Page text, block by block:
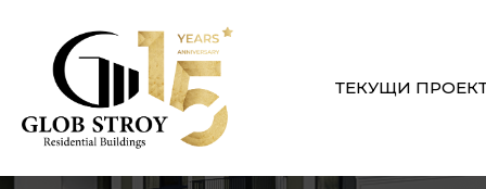
ТЕКУЩИ